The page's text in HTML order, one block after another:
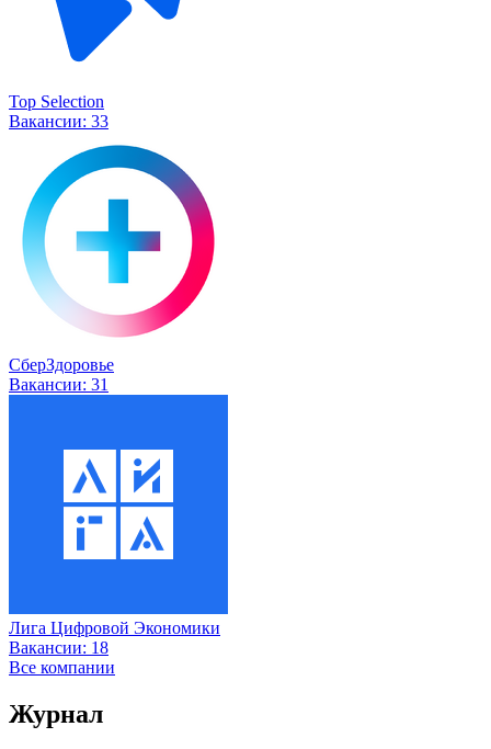
Top Selection
Вакансии: 33
СберЗдоровье
Вакансии: 31
Лига Цифровой Экономики
Вакансии: 18
Все компании
Журнал